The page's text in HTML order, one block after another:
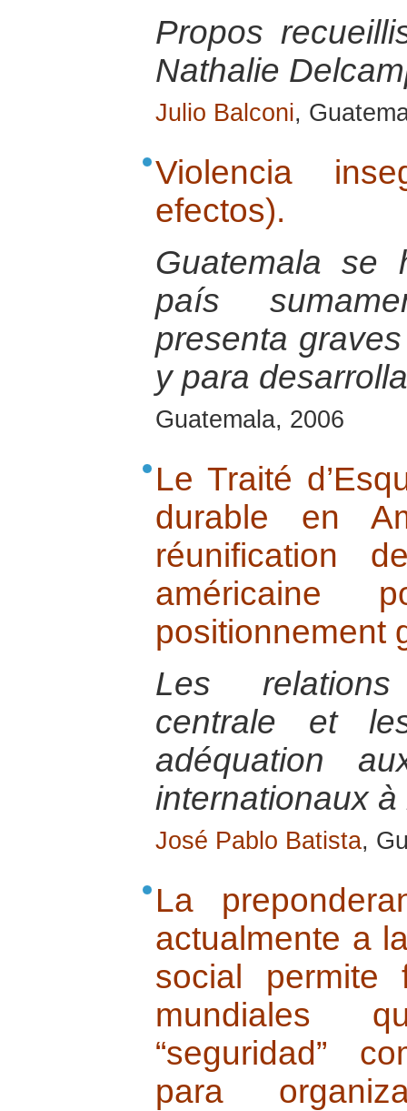
Propos
Nathalie
Julio Balconi,
Violencia
efectos).
Guatemala se
país
presenta
y para
Guatemala, 2006
Le Traité
durable en
réunification
américaine
positionnement
Les
centrale et
adéquation
internationaux
José Pablo Batista,
La
actualmente a
social permite
mundiales
“seguridad”
para